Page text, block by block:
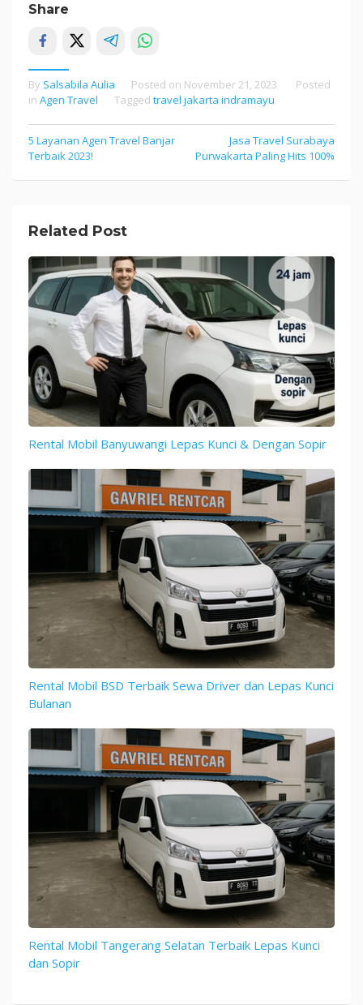
Share
By Salsabila Aulia Posted on November 21, 2023
Posted
in Agen Travel Tagged travel jakarta indramayu
Post
navigation
5 Layanan Agen Travel Banjar
Terbaik 2023!
Jasa Travel Surabaya
Purwakarta Paling Hits 100%
Related Post
Rental Mobil Banyuwangi Lepas Kunci & Dengan Sopir
Rental Mobil BSD Terbaik Sewa Driver dan Lepas Kunci
Bulanan
Rental Mobil Tangerang Selatan Terbaik Lepas Kunci
dan Sopir